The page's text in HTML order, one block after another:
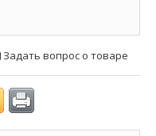
Задать вопрос о товаре